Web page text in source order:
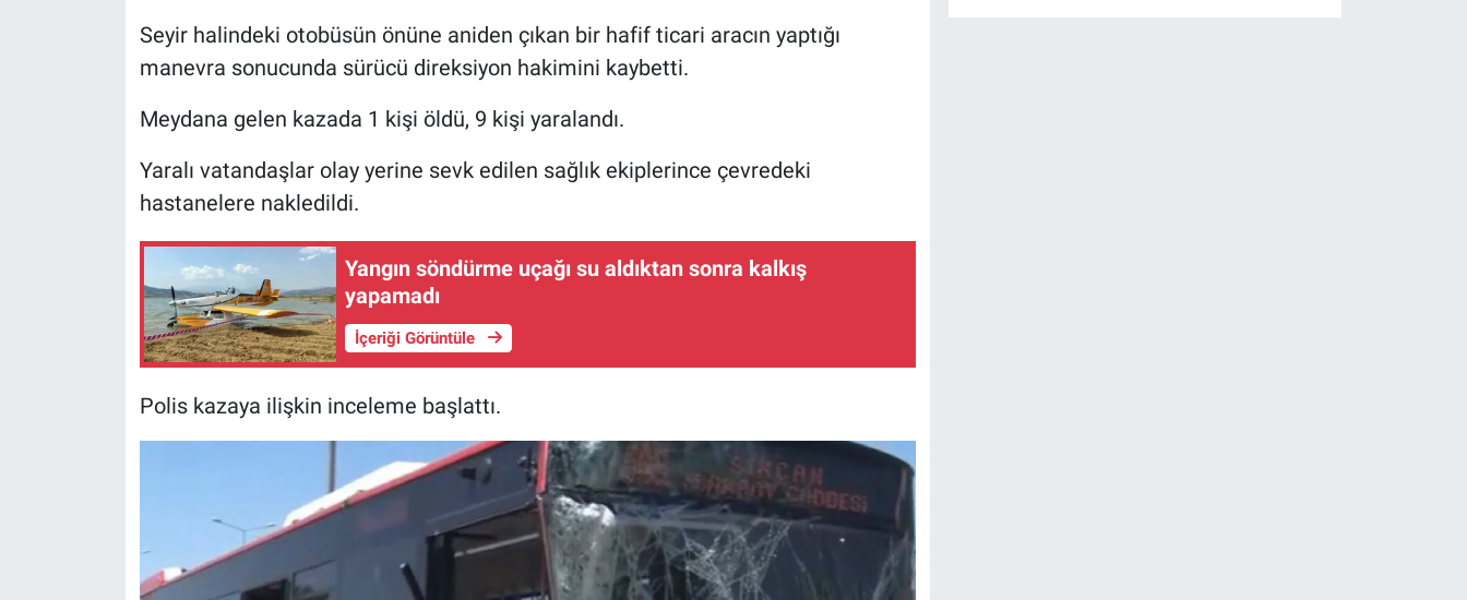
Seyir halindeki otobüsün önüne aniden çıkan bir hafif ticari aracın yaptığı
manevra sonucunda sürücü direksiyon hakimini kaybetti.
Meydana gelen kazada 1 kişi öldü, 9 kişi yaralandı.
Yaralı vatandaşlar olay yerine sevk edilen sağlık ekiplerince çevredeki
hastanelere nakledildi.
Yangın söndürme uçağı su aldıktan sonra kalkış
yapamadı
İçeriği Görüntüle
Polis kazaya ilişkin inceleme başlattı.